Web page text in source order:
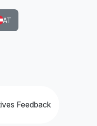
Feedback
AT